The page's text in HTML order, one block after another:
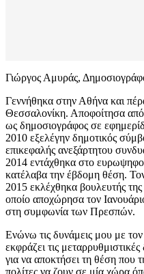
Γιώργος Αμυράς,
Γεννήθηκα στην Αθήνα και
Θεσσαλονίκη. Αποφοίτησα
ως δημοσιογράφος σε
2010 εξελέγην δημοτικός
επικεφαλής ανεξάρτητου
2014 εντάχθηκα στο
κατέλαβα την έβδομη θέση.
2015 εκλέχθηκα βουλευτής
οποίο αποχώρησα τον
στη συμφωνία των Πρεσπών.
Ενώνω τις δυνάμεις μου με
εκφράζει τις
για να αποκτήσει τη θέση που